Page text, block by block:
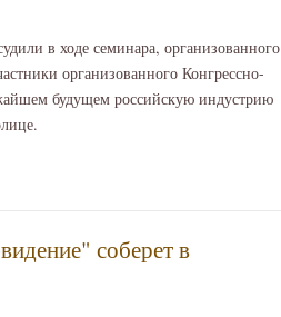
в ходе семинара, организованного
организованного Конгрессно-
будущем российскую индустрию
соберет в